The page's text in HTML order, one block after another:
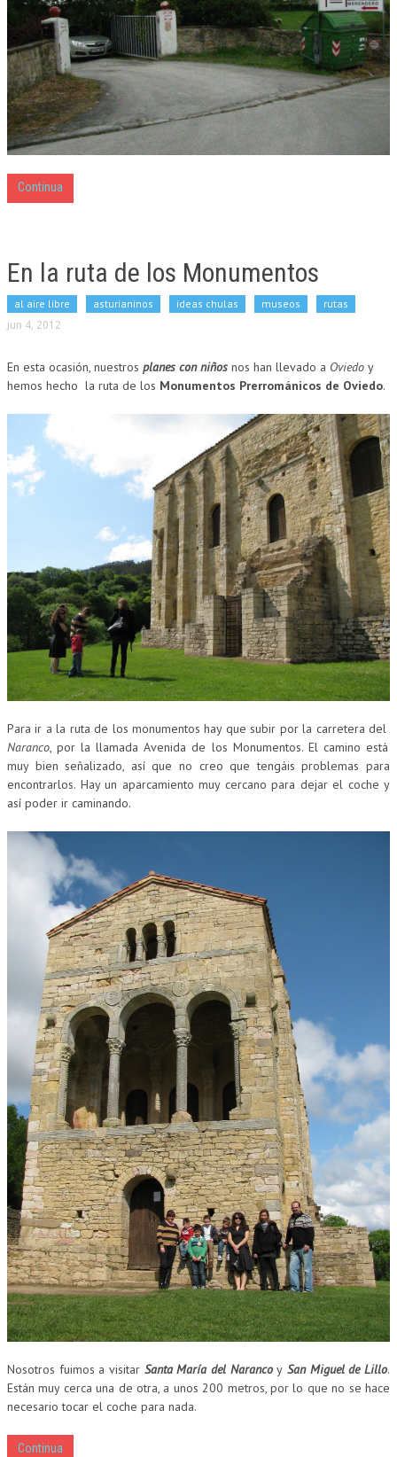
Continua
En la ruta de los Monumentos
al aire libre asturianinos ideas chulas museos rutas
jun 4, 2012
En esta ocasión, nuestros planes con niños nos han llevado a Oviedo y
hemos hecho la ruta de los Monumentos Prerrománicos de Oviedo.
Para ir a la ruta de los monumentos hay que subir por la carretera del
Naranco, por la llamada Avenida de los Monumentos. El camino está
muy bien señalizado, así que no creo que tengáis problemas para
encontrarlos. Hay un aparcamiento muy cercano para dejar el coche y
así poder ir caminando.
Nosotros fuimos a visitar Santa María del Narancoy San Miguel de Lillo.
Están muy cerca una de otra, a unos 200 metros, por lo que no se hace
necesario tocar el coche para nada.
Continua